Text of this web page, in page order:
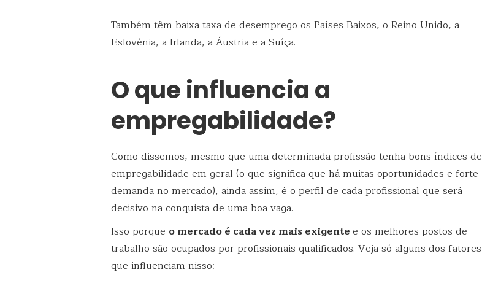
Também têm baixa taxa de desemprego os Países Baixos, o Reino Unido, a
Eslovénia, a Irlanda, a Áustria e a Suíça.
O que influencia a
empregabilidade?
Como dissemos, mesmo que uma determinada profissão tenha bons índices de
empregabilidade em geral (o que significa que há muitas oportunidades e forte
demanda no mercado), ainda assim, é o perfil de cada profissional que será
decisivo na conquista de uma boa vaga.
Isso porque o mercado é cada vez mais exigentee os melhores postos de
trabalho são ocupados por profissionais qualificados. Veja só alguns dos fatores
que influenciam nisso: